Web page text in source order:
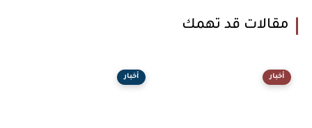
مقالات قد تهمك
أخبار أخبار